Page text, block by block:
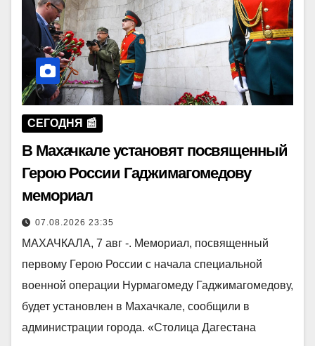
СЕГОДНЯ 📰
В Махачкале установят посвященный
Герою России Гаджимагомедову
мемориал
07.08.2026 23:35
МАХАЧКАЛА, 7 авг -. Мемориал, посвященный
первому Герою России с начала специальной
военной операции Нурмагомеду Гаджимагомедову,
будет установлен в Махачкале, сообщили в
администрации города. «Столица Дагестана